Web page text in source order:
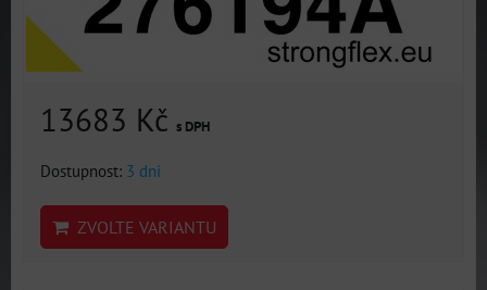
13683 Kč s DPH
Dostupnost: 3 dni
ZVOLTE VARIANTU